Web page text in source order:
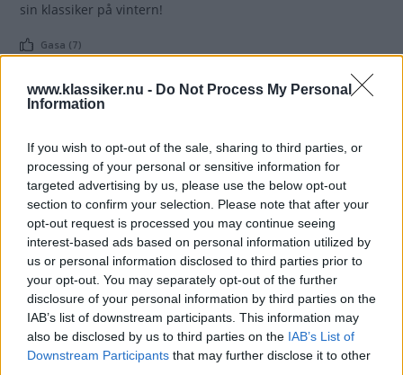
www.klassiker.nu - Do Not Process My Personal
Information
If you wish to opt-out of the sale, sharing to third parties, or
processing of your personal or sensitive information for
targeted advertising by us, please use the below opt-out
section to confirm your selection. Please note that after your
opt-out request is processed you may continue seeing
interest-based ads based on personal information utilized by
us or personal information disclosed to third parties prior to
your opt-out. You may separately opt-out of the further
disclosure of your personal information by third parties on the
IAB’s list of downstream participants. This information may
also be disclosed by us to third parties on the IAB’s List of
Downstream Participants that may further disclose it to other
sin klassiker på vintern!
Gasa (7)
Fenomenalt fantastiskt!
maxutrustad Volvo Amazon, en Opel
Rekord med extra kraft, en Range Rover som ska besiktigas
efter tre års renovering och Blockets billigaste Audi TT.
Dessutom stor köpguide till Citroën B11-B15, två
svensksålda Fiat 1900 Granluce och en osannolikt fin Austin
Maxi. Detta och mycket mer i årets sista utgåva av Klassiker!
Gasa (7)